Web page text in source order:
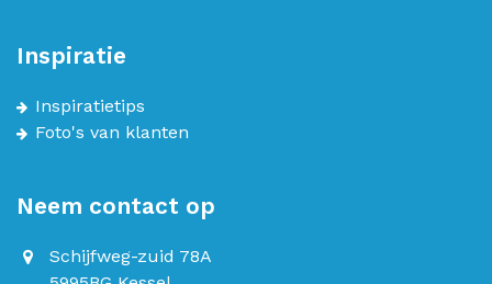
Inspiratie
Inspiratietips
Foto's van klanten
Neem contact op
Schijfweg-zuid 78A